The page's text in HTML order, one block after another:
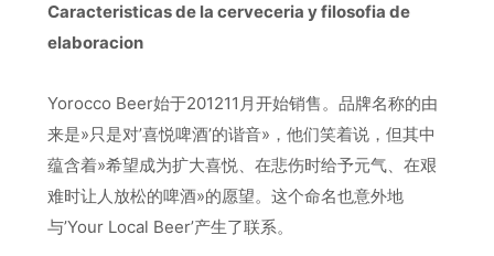
Caracteristicas de la cerveceria y filosofia de
elaboracion
Yorocco Beer始于201211月开始销售。品牌名称的由
来是»只是对’喜悦啤酒’的谐音»，他们笑着说，但其中
蕴含着»希望成为扩大喜悦、在悲伤时给予元气、在艰
难时让人放松的啤酒»的愿望。这个命名也意外地
与’Your Local Beer’产生了联系。